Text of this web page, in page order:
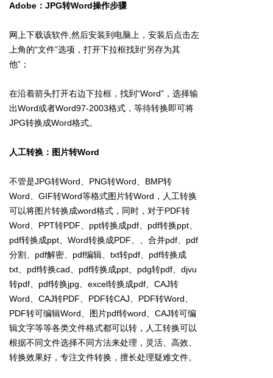
Adobe：JPG转Word操作步骤
网上下载该软件,然后安装到电脑上，安装后点击左
上角的“文件”选项，打开下拉框找到“另存为其
他”；
在沿着箭头打开右边下拉框，找到“Word”，选择输
出Word或者Word97-2003格式，等待转换即可将
JPG转换成Word格式。
人工转换：图片转Word
不管是JPG转Word 、PNG转Word、BMP转
Word、GIF转Word等格式图片转Word，人工转换
可以将图片转换成word格式，同时，对于PDF转
Word、PPT转PDF、ppt转换成pdf、pdf转换ppt、
pdf转换成ppt、Word转换成PDF、、合并pdf、pdf
分割、pdf解密、pdf编辑、txt转pdf、pdf转换成
txt、pdf转换cad、pdf转换成ppt、pdg转pdf、djvu
转pdf、pdf转换jpg、excel转换成pdf、CAJ转
Word、CAJ转PDF、PDF转CAJ、PDF转Word、
PDF转可编辑Word、图片pdf转word、CAJ转可编
辑文字等等各类文件格式都可以转，人工转换可以
根据不同文件选择不同方法来处理，灵活、高效、
转换效果好，专注文件转换，擅长处理疑难文件。